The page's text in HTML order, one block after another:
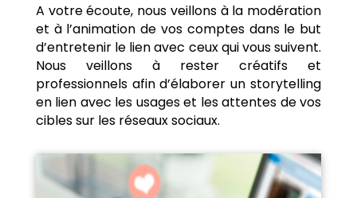
A votre écoute, nous veillons à la modération
et à l’animation de vos comptes dans le but
d’entretenir le lien avec ceux qui vous suivent.
Nous veillons à rester créatifs et
professionnels afin d’élaborer un storytelling
en lien avec les usages et les attentes de vos
cibles sur les réseaux sociaux.